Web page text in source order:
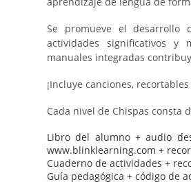
Se promueve el desarrollo
actividades significativos y
manuales integradas
¡Incluye canciones,
Cada nivel de Chispas consta
Libro del alumno + audio
www.blinklearning.com +
Cuaderno de actividades +
Guía pedagógica + código de